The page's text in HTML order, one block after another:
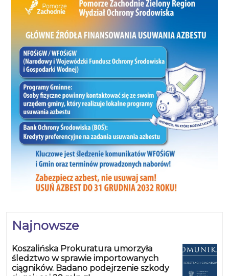
Najnowsze
Koszalińska Prokuratura umorzyła
śledztwo w sprawie importowanych
ciągników. Badano podejrzenie szkody